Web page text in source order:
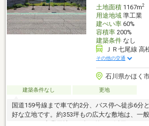
土地面積1167m2
用途地域準工業
建ぺい率60%
容積率200%
建築条件なし
ＪＲ七尾線 高
その他の交通
石川県かほく
建築条件なし 更地
国道159号線まで車で約2分、バス停へ徒歩6分
好な立地です。約353坪もの広大な敷地は、一般